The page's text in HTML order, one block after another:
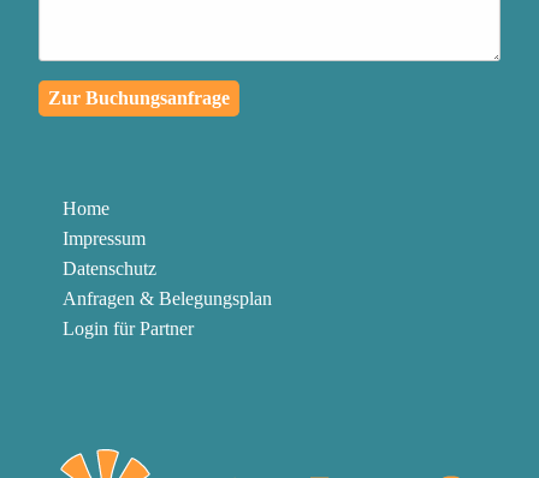
Menschen in deinem
Umfeld zu verwandeln
zu kommunizieren
Zur Buchungsanfrage
Home
Impressum
Datenschutz
Anfragen & Belegungsplan
Login für Partner